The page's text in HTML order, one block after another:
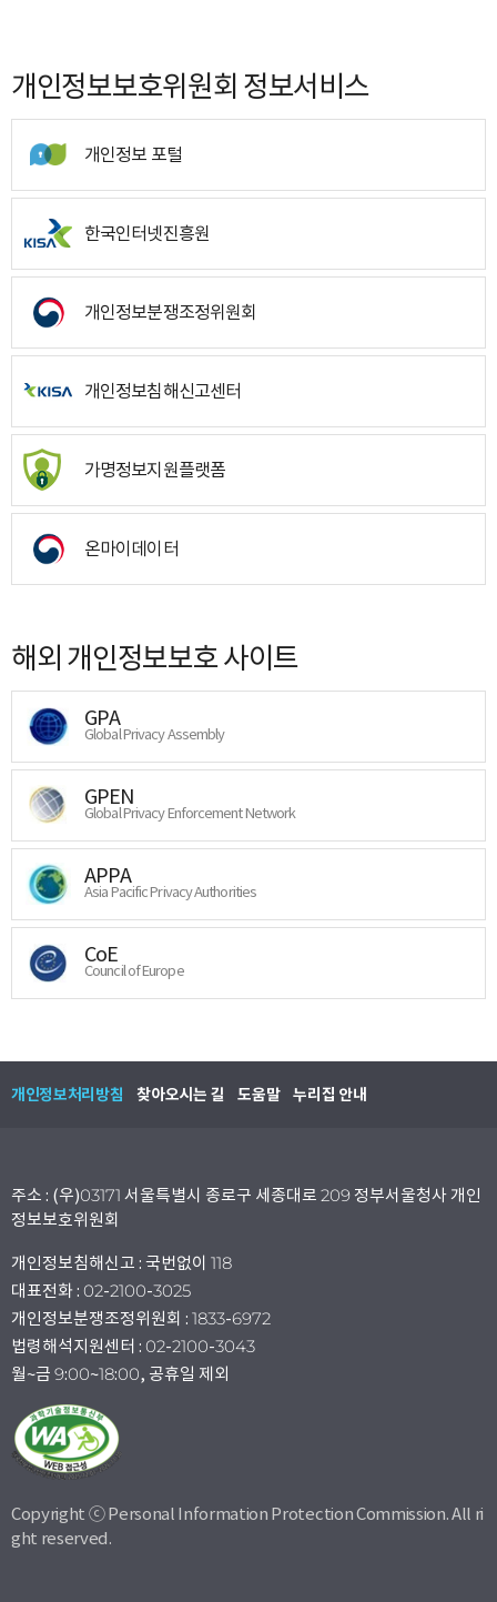
개인정보보호위원회 정보서비스
개인정보 포털
한국인터넷진흥원
개인정보분쟁조정위원회
개인정보침해신고센터
가명정보지원플랫폼
온마이데이터
해외 개인정보보호 사이트
GPA
Global Privacy Assembly
GPEN
Global Privacy Enforcement Network
APPA
Asia Pacific Privacy Authorities
CoE
Council of Europe
개인정보처리방침 찾아오시는 길 도움말 누리집 안내
주소 : (우)03171 서울특별시 종로구 세종대로 209 정부서울청사 개인
정보보호위원회
개인정보침해신고 : 국번없이 118
대표전화 : 02-2100-3025
개인정보분쟁조정위원회 : 1833-6972
법령해석지원센터 : 02-2100-3043
월~금 9:00~18:00, 공휴일 제외
Copyright ⓒ Personal Information Protection Commission. All ri
ght reserved.